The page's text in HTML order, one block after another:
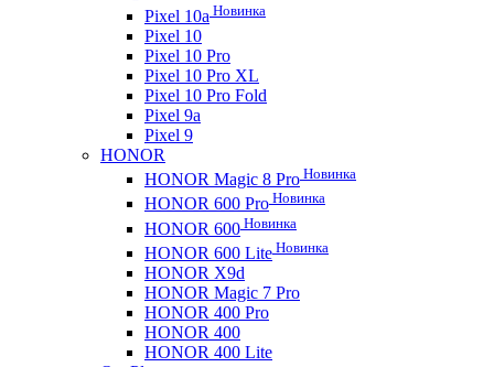
Pixel 10a Новинка
Pixel 10
Pixel 10 Pro
Pixel 10 Pro XL
Pixel 10 Pro Fold
Pixel 9a
Pixel 9
HONOR
HONOR Magic 8 Pro Новинка
HONOR 600 Pro Новинка
HONOR 600 Новинка
HONOR 600 Lite Новинка
HONOR X9d
HONOR Magic 7 Pro
HONOR 400 Pro
HONOR 400
HONOR 400 Lite